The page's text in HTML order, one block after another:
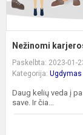
Nežinomi
Paskelbta: 2023-01-
Kategorija:
Daug kelių veda į
save. Ir čia...